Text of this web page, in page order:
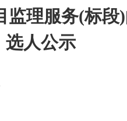
监理服务(标段
选人公示